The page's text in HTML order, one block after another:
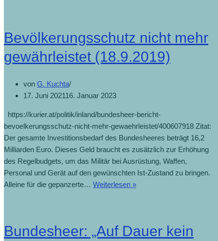
Bevölkerungsschutz nicht mehr
gewährleistet (18.9.2019)
von G. Kuchta
17. Juni 202116. Januar 2023
https://kurier.at/politik/inland/bundesheer-bericht-
bevoelkerungsschutz-nicht-mehr-gewaehrleistet/400607918 Zitat:
Der gesamte Investitionsbedarf des Bundesheeres beträgt 16,2
Milliarden Euro. Dieses Geld braucht es zusätzlich zur Erhöhung
des Regelbudgets, um das Militär bei Ausrüstung, Waffen,
Personal und Gerät auf den gewünschten Ist-Zustand zu bringen.
Alleine für die gepanzerte… Weiterlesen »
Bundesheer: „Auf Dauer kein